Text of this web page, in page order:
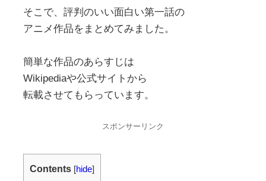
そこで、評判のいい面白い第一話の
アニメ作品をまとめてみました。
簡単な作品のあらすじは
Wikipediaや公式サイトから
転載させてもらっています。
スポンサーリンク
Contents [hide]